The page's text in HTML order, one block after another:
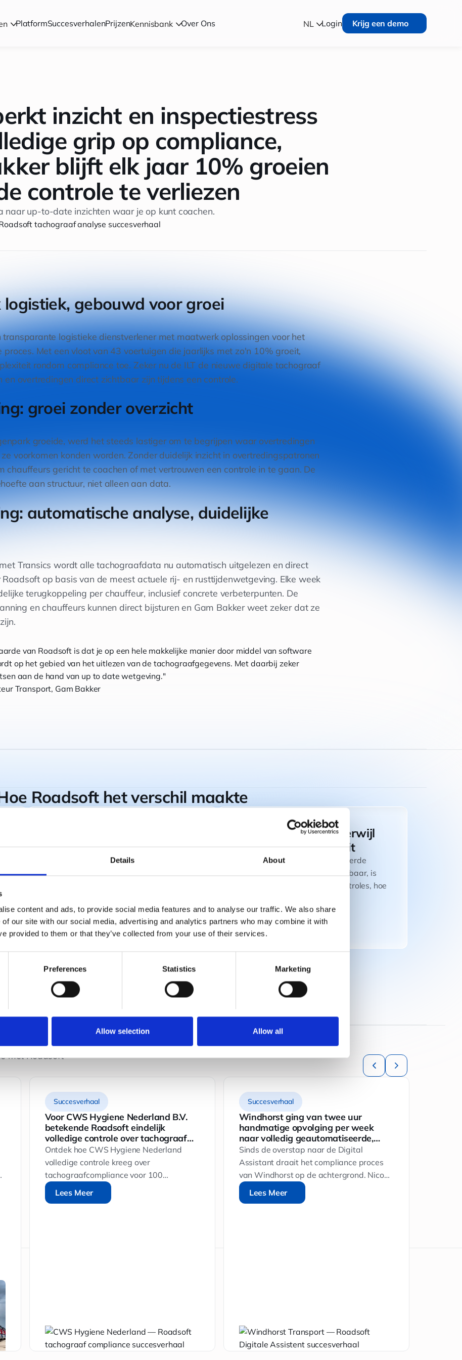
Details About
content and ads, to provide social media features and to analyse our traffic. We also share
our site with our social media, advertising and analytics partners who may combine it with
provided to them or that they’ve collected from your use of their services.
Preferences Statistics Marketing
Allow selection Allow all
PlatformSuccesverhalenPrijzenKennisbank Over Ons NL LoginKrijg een demo
Krijg een demo
inzicht en inspectiestress
grip op compliance,
blijft elk jaar 10% groeien
controle te verliezen
naar up-to-date inzichten waar je op kunt coachen.
gebouwd voor groei
transparante logistieke dienstverlener met maatwerk oplossingen voor het
proces. Met een vloot van 43 voertuigen die jaarlijks met zo'n 10% groeit,
rondom compliance toe. Zeker nu de ILT de nieuwe digitale tachograaf
en overtredingen direct zichtbaar zijn tijdens een controle.
groei zonder overzicht
groeide, werd het steeds lastiger om te begrijpen waar overtredingen
voorkomen konden worden. Zonder duidelijk inzicht in overtredingspatronen
chauffeurs gericht te coachen of met vertrouwen een controle in te gaan. De
aan structuur, niet alleen aan data.
automatische analyse, duidelijke
Transics wordt alle tachograafdata nu automatisch uitgelezen en direct
op basis van de meest actuele rij- en rusttijdenwetgeving. Elke week
terugkoppeling per chauffeur, inclusief concrete verbeterpunten. De
en chauffeurs kunnen direct bijsturen en Gam Bakker weet zeker dat ze
van Roadsoft is dat je op een hele makkelijke manier door middel van software
op het gebied van het uitlezen van de tachograafgegevens. Met daarbij zeker
aan de hand van up to date wetgeving."
Transport, Gam Bakker
Roadsoft het verschil maakte
coaching elke week
Gestructureerde, wekelijkse
terugkoppeling per chauffeur zorgt
de data altijd klopt, kunnen chauffeurs
met zekerheid worden gecoacht.
Inspectiezekerheid terwijl
het wagenpark groeit
Met volledige en gedocumenteerde
compliance data altijd beschikbaar, is
Gam Bakker klaar voor ILT-controles, hoe
met Roadsoft
Succesverhaal
Voor CWS Hygiene Nederland B.V.
betekende Roadsoft eindelijk
volledige controle over tachograaf
compliance, met 100 voertuigen en
meerdere depots
Ontdek hoe CWS Hygiene Nederland
volledige controle kreeg over
tachograafcompliance voor 100
voertuigen en meerdere depots, met
beter overzicht en snellere opvolging.
Lees Meer
Lees Meer
Succesverhaal
Windhorst ging van twee uur
handmatige opvolging per week
naar volledig geautomatiseerde,
inspectiebestendige compliance
Sinds de overstap naar de Digital
Assistant draait het compliance proces
van Windhorst op de achtergrond. Nico
checkt af en toe het dashboard en grijpt
in wanneer nodig.
Lees Meer
Lees Meer